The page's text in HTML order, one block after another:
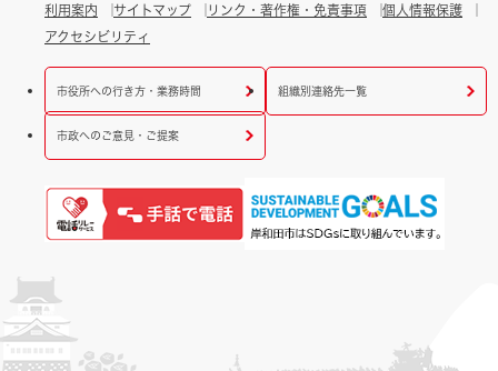
利用案内 サイトマップ リンク・著作権・免責事項
個人情報保護
アクセシビリティ
市役所への行き方・業務時間 組織別連絡先一覧
市政へのご意見・ご提案